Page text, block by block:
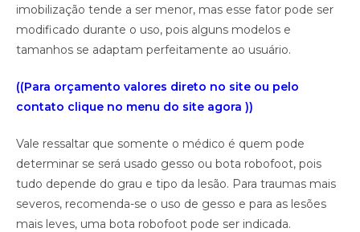
imobilização tende a ser menor, mas esse fator pode ser
modificado durante o uso, pois alguns modelos e
tamanhos se adaptam perfeitamente ao usuário.
((Para orçamento valores direto no site ou pelo
contato clique no menu do site agora ))
Vale ressaltar que somente o médico é quem pode
determinar se será usado gesso ou bota robofoot, pois
tudo depende do grau e tipo da lesão. Para traumas mais
severos, recomenda-se o uso de gesso e para as lesões
mais leves, uma bota robofoot pode ser indicada.